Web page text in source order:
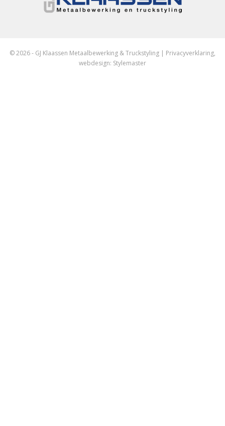
© 2026 - GJ Klaassen Metaalbewerking & Truckstyling | Privacyverklaring,
webdesign: Stylemaster